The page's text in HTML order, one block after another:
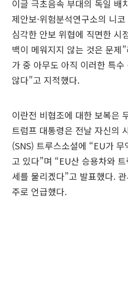
이글 극초음속 부대의 독일 배
제안보·위험분석연구소의 니
심각한 안보 위협에 직면한 시
백이 메워지지 않는 것은 문제
가 중 아무도 아직 이러한 특수
않다”고 지적했다.
이란전 비협조에 대한 보복은
트럼프 대통령은 전날 자신의
(SNS) 트루스소셜에 “EU가
고 있다”며 “EU산 승용차와
세를 물리겠다”고 발표했다.
주로 언급했다.